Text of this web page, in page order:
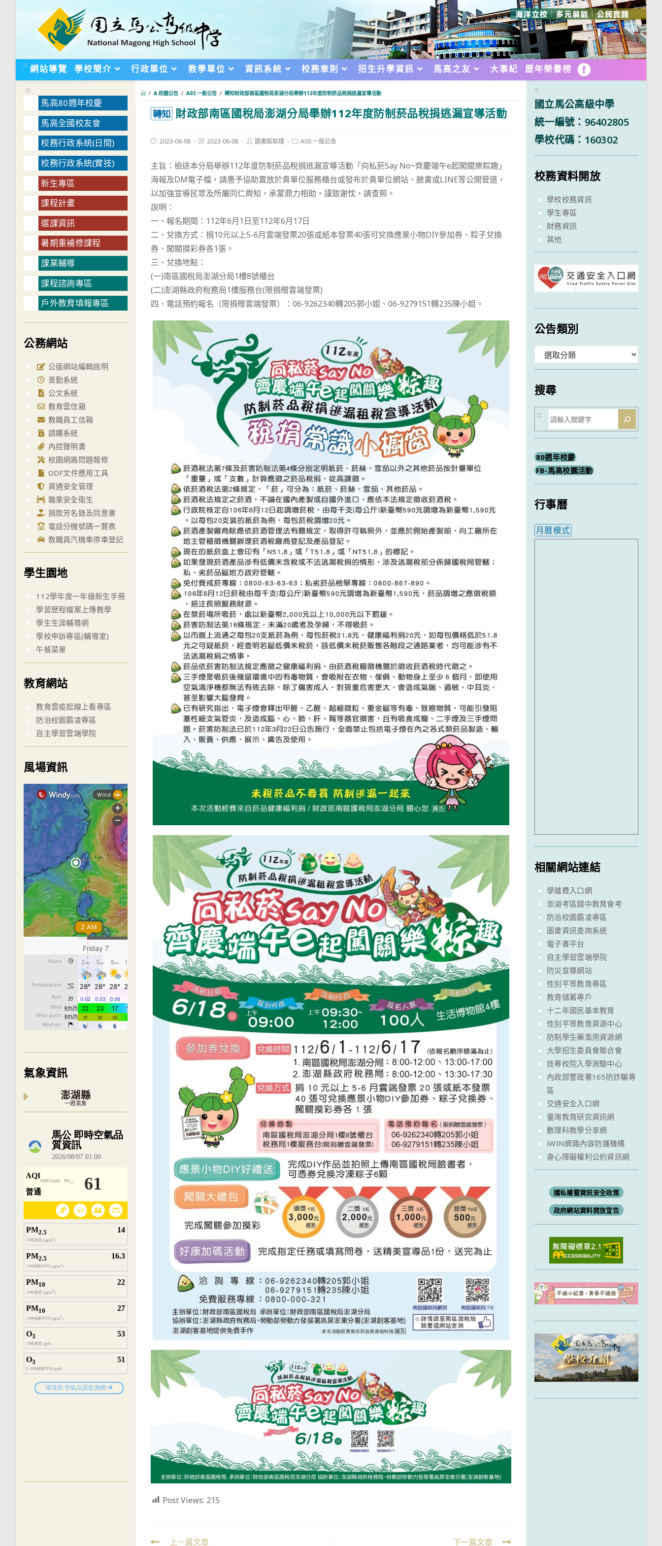
::: 網站導覽 學校簡介 行政單位 教學單位 資訊系統 校務章則 招生升學資訊 馬高之友 大事紀 歷年榮譽榜 FB
/ A.校園公告 / A03.一般公告 / 轉知財政部南區國稅局澎湖分局舉辦112年度防制菸品稅捐逃漏宣導活動
轉知 財政部南區國稅局澎湖分局舉辦112年度防制菸品稅捐逃漏宣導活動
Post2023-06-08
Post2023-06-08
Post圖書館助理
PostA03.一般公告
主旨：檢送本分局舉辦112年度防制菸品稅捐逃漏宣導活動「向私菸Say No~齊慶端午e起闖關樂粽趣」
海報及DM電子檔，請惠予協助置放於貴單位服務櫃台或發布於貴單位網站、臉書或LINE等公開管道，
以加強宣導民眾及所屬同仁周知，承蒙鼎力相助，謹致謝忱，請查照。
說明：
一、報名期間：112年6月1日至112年6月17日
二、兌換方式：捐10元以上5-6月雲端發票20張或紙本發票40張可兌換應景小物DIY參加券、粽子兌換
券、闖關摸彩券各1張。
三、兌換地點：
(一)南區國稅局澎湖分局1樓8號櫃台
(二)澎湖縣政府稅務局1樓服務台(限捐贈雲端發票)
四、電話預約報名（限捐贈雲端發票）：06-9262340轉205郭小姐、06-9279151轉235陳小姐。
Post Views: 215
上一篇文章 下一篇文章
:::
馬高80週年校慶
馬高全國校友會
校務行政系統(日間)
校務行政系統(實技)
新生專區
課程計畫
選課資訊
暑期重補修課程
課業輔導
課程諮詢專區
戶外教育填報專區
公務網站
公版網站編輯說明
差勤系統
公文系統
教育雲信箱
教職員工信箱
請購系統
內控聲明書
校園網路問題報修
ODF文件應用工具
資通安全管理
職業安全衛生
捐款芳名錄及同意書
電話分機號碼一覽表
教職員汽機車停車登記
學生園地
112學年度一年級新生手冊
學習歷程檔案上傳教學
學生生涯輔導網
學校申訴專區(輔導室)
午餐菜單
教育網站
教育雲疫起線上看專區
防治校園霸凌專區
自主學習雲端學院
風場資訊
氣象資訊
澎湖縣
一週氣象
內嵌空氣品質小工具為視覺預覽，完整即時空氣品質資料請開啟馬公即時空氣品質資訊。
:::
國立馬公高級中學
統一編號：96402805
學校代碼：160302
校務資料開放
學校校務資訊
學生專區
財務資訊
其他
公告類別
類
搜尋
搜
尋
:::
80週年校慶
FB-馬高校園活動
行事曆
月曆模式
相關網站連結
學雜費入口網
澎湖考區國中教育會考
防治校園霸凌專區
圖書資訊查詢系統
電子書平台
自主學習雲端學院
防災宣導網站
性別平等教育專區
教育儲蓄專戶
十二年國民基本教育
性別平等教育資源中心
防制學生藥濫用資源網
大學招生委員會聯合會
技專校院入學測驗中心
內政部警政署165防詐騙專
區
交通安全入口網
臺灣教育研究資訊網
數理科教學分享網
iWIN網路內容防護機構
身心障礙權利公約資訊網
隱私權暨資訊安全政策
政府網站資料開放宣告